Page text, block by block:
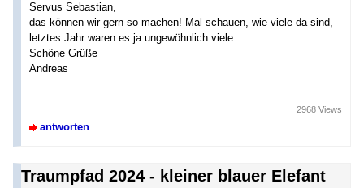
Servus Sebastian,
das können wir gern so machen! Mal schauen, wie viele da sind,
letztes Jahr waren es ja ungewöhnlich viele...
Schöne Grüße
Andreas
antworten
2968 Views
Traumpfad 2024 - kleiner blauer Elefant